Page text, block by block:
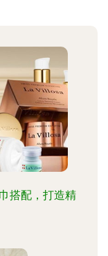
搭配，打造精